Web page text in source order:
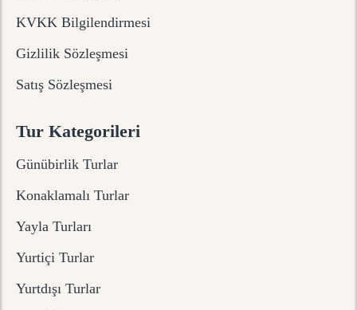
KVKK Bilgilendirmesi
Gizlilik Sözleşmesi
Satış Sözleşmesi
Tur Kategorileri
Günübirlik Turlar
Konaklamalı Turlar
Yayla Turları
Yurtiçi Turlar
Yurtdışı Turlar